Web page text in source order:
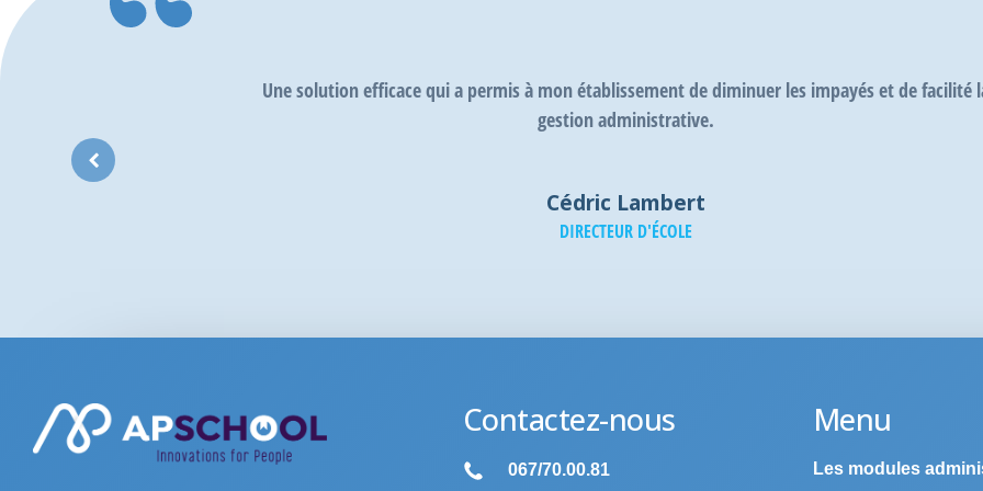
La communication était compliquée avant, maintenant à travers l'application mobile
c'est plus simple et plus efficace !
Clara Petit
DIRECTRICE D'ÉCOLE
Contactez-nous
067/70.00.81
Menu
Les modules